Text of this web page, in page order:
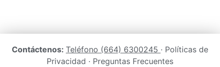
Contáctenos: Teléfono (664) 6300245 · Políticas de
Privacidad · Preguntas Frecuentes